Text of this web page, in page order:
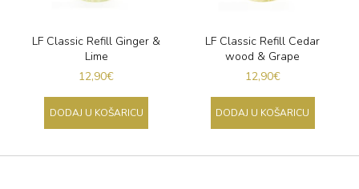
LF Classic Refill Ginger &
Lime
12,90€
DODAJ U KOŠARICU
LF Classic Refill Cedar
wood & Grape
12,90€
DODAJ U KOŠARICU